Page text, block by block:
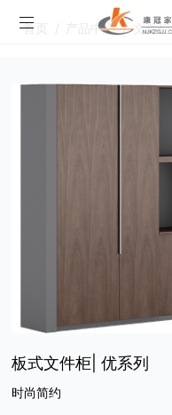
首页 / 产品中心 / 文件柜
板式文件柜| 优系列
时尚简约